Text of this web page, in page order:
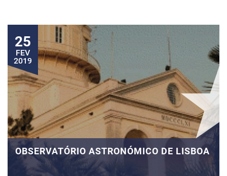
25
FEV
2019
OBSERVATÓRIO ASTRONÓMICO DE LISBOA